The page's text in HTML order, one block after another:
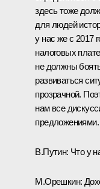
здесь тоже
для людей
у нас же с 2017
налоговых
не должны
развиваться
прозрачной.
нам все
предложениями.
В.Путин: Что у
М.Орешкин: